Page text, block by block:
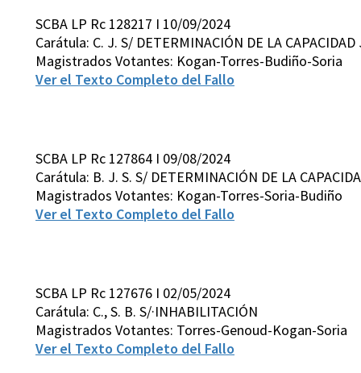
SCBA LP Rc 128217 I 10/09/2024
Carátula: C. J. S/ DETERMINACIÓN DE LA CAPACIDAD
Magistrados Votantes: Kogan-Torres-Budiño-Soria
Ver el Texto Completo del Fallo
SCBA LP Rc 127864 I 09/08/2024
Carátula: B. J. S. S/ DETERMINACIÓN DE LA
Magistrados Votantes: Kogan-Torres-Soria-Budiño
Ver el Texto Completo del Fallo
SCBA LP Rc 127676 I 02/05/2024
Carátula: C., S. B. S/·INHABILITACIÓN
Magistrados Votantes: Torres-Genoud-Kogan-Soria
Ver el Texto Completo del Fallo